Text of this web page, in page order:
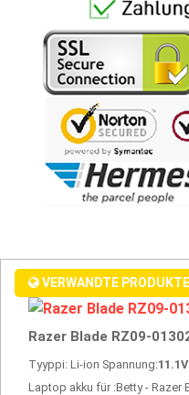
VERWANDTE
Razer Blade RZ09-
Tyyppi: Li-ion Spannung:11.1V
Laptop akku für :Betty - Razer